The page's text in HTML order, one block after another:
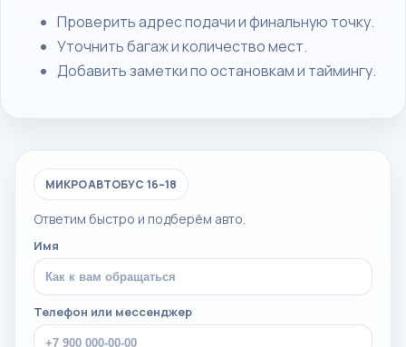
Проверить адрес подачи и финальную точку.
Уточнить багаж и количество мест.
Добавить заметки по остановкам и таймингу.
МИКРОАВТОБУС 16–18
Ответим быстро и подберём авто.
Имя
Телефон или мессенджер